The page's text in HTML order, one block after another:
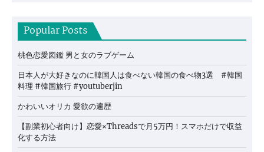
Popular Posts
桃色恋愛図鑑 男と女のラブゲーム
日本人が大好きなのに韓国人は食べない韓国の食べ物3選 #韓国
料理 #韓国旅行 #youtuberjin
かわいいオリカ 愛欲の遍歴
【副業初心者向け】恋愛×Threadsで月5万円！スマホだけで収益
化する方法